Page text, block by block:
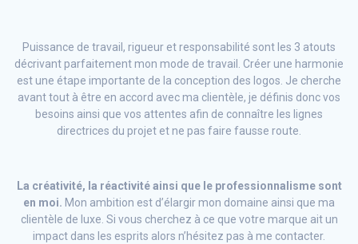
Puissance de travail, rigueur et responsabilité sont les 3 atouts
décrivant parfaitement mon mode de travail. Créer une harmonie
est une étape importante de la conception des logos. Je cherche
avant tout à être en accord avec ma clientèle, je définis donc vos
besoins ainsi que vos attentes afin de connaître les lignes
directrices du projet et ne pas faire fausse route.
La créativité, la réactivité ainsi que le professionnalisme sont
en moi. Mon ambition est d’élargir mon domaine ainsi que ma
clientèle de luxe. Si vous cherchez à ce que votre marque ait un
impact dans les esprits alors n’hésitez pas à me contacter.